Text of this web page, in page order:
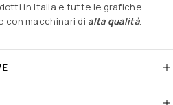
in Italia e tutte le grafiche
con macchinari di alta qualità.